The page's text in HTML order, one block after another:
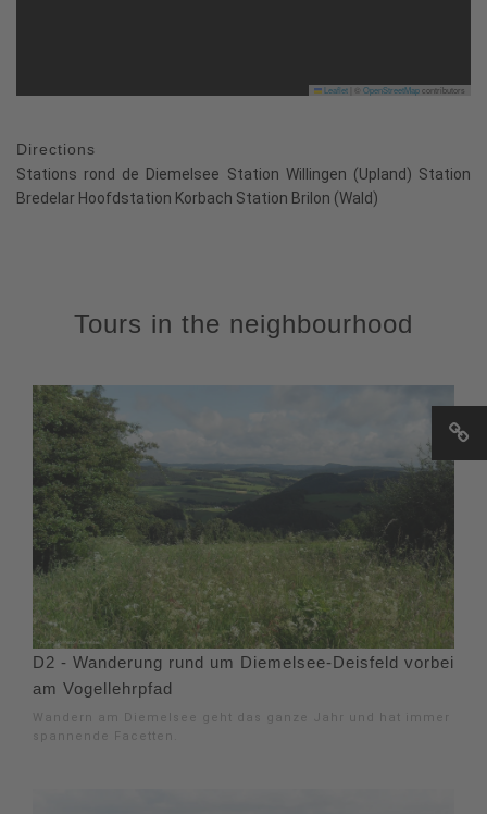
Leaflet OpenStreetMapcontributors
Directions
Stations rond de Diemelsee Station Willingen (Upland) Station
Bredelar Hoofdstation Korbach Station Brilon (Wald)
Tours in the neighbourhood
D2 - Wanderung rund um Diemelsee-Deisfeld vorbei
am Vogellehrpfad
Wandern am Diemelsee geht das ganze Jahr und hat immer
spannende Facetten.